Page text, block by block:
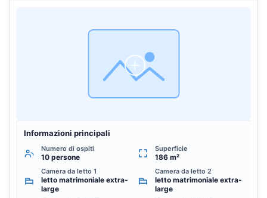
Informazioni principali
Numero di ospiti
10 persone
Superficie
186 m²
Camera da letto 1
letto matrimoniale extra-
large
Camera da letto 2
letto matrimoniale extra-
large